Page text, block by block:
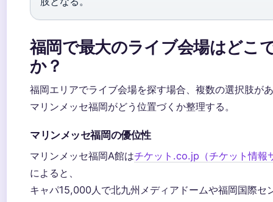
福岡で最大のライブ会場はどこ
か？
福岡エリアでライブ会場を探す場合、複数の選択肢が
マリンメッセ福岡がどう位置づくか整理する。
マリンメッセ福岡の優位性
マリンメッセ福岡A館はチケット.co.jp（チケット情報
によると、
キャパ15,000人で北九州メディアドームや福岡国際セ